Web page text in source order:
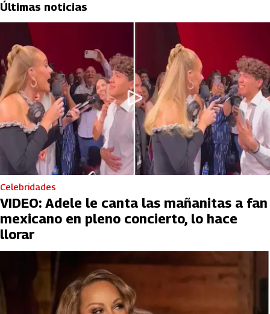
Últimas noticias
Celebridades
VIDEO: Adele le canta las mañanitas a fan
mexicano en pleno concierto, lo hace
llorar